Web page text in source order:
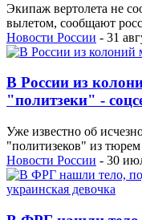
Экипаж вертолета не
вылетом, сообщают
Новости России - 31
В России из
"политзеки" -
Уже известно об
"политизеков" из
Новости России - 30